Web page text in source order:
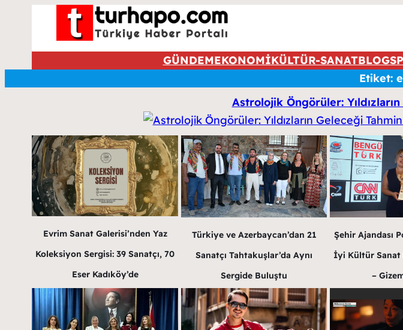
GÜNDEMEKONOMİKÜLTÜR-SANATBLOG
Etiket:
Astrolojik Öngörüler:
Evrim Sanat Galerisi’nden Yaz
Koleksiyon Sergisi: 39 Sanatçı, 70
Eser Kadıköy’de
Türkiye ve Azerbaycan’dan 21
Sanatçı Tahtakuşlar’da Aynı
Sergide Buluştu
Şehir Ajandası
İyi Kültür Sanat
–